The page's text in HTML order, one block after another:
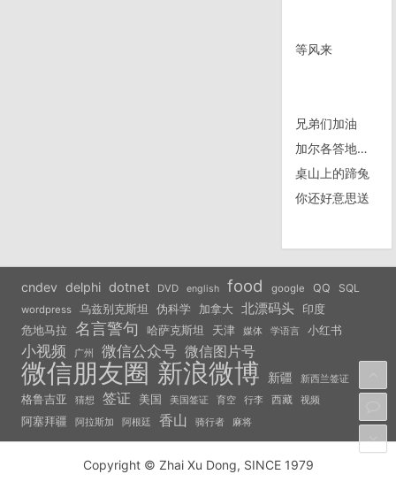
等风来
兄弟们加油
加尔各答地摊界的新星 by @柿子在野
桌山上的蹄兔
你还好意思送
cndev delphi dotnet DVD english food google QQ SQL
wordpress 乌兹别克斯坦 伪科学 加拿大 北漂码头 印度
危地马拉 名言警句 哈萨克斯坦 天津 媒体 学语言 小红书
小视频 广州 微信公众号 微信图片号
微信朋友圈 新浪微博 新疆 新西兰签证
格鲁吉亚 猜想 签证 美国 美国签证 育空 行李 西藏 视频
阿塞拜疆 阿拉斯加 阿根廷 香山 骑行者 麻将
Copyright © Zhai Xu Dong, SINCE 1979